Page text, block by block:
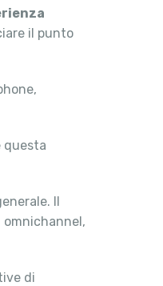
il punto
questa
Il
di